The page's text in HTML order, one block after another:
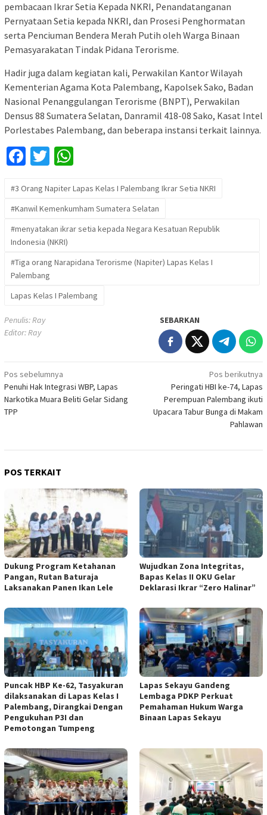
pembacaan Ikrar Setia Kepada NKRI, Penandatanganan
Pernyataan Setia kepada NKRI, dan Prosesi Penghormatan
serta Penciuman Bendera Merah Putih oleh Warga Binaan
Pemasyarakatan Tindak Pidana Terorisme.
Hadir juga dalam kegiatan kali, Perwakilan Kantor Wilayah
Kementerian Agama Kota Palembang, Kapolsek Sako, Badan
Nasional Penanggulangan Terorisme (BNPT), Perwakilan
Densus 88 Sumatera Selatan, Danramil 418-08 Sako, Kasat Intel
Porlestabes Palembang, dan beberapa instansi terkait lainnya.
Facebook
Twitter
#3 Orang Napiter Lapas Kelas I Palembang Ikrar Setia NKRI
#Kanwil Kemenkumham Sumatera Selatan
#menyatakan ikrar setia kepada Negara Kesatuan Republik
Indonesia (NKRI)
#Tiga orang Narapidana Terorisme (Napiter) Lapas Kelas I
Palembang
Lapas Kelas I Palembang
Penulis: Ray
Editor: Ray
SEBARKAN
Navigasi
pos
Pos sebelumnya
Penuhi Hak Integrasi WBP, Lapas
Narkotika Muara Beliti Gelar Sidang
TPP
Pos berikutnya
Peringati HBI ke-74, Lapas
Perempuan Palembang ikuti
Upacara Tabur Bunga di Makam
Pahlawan
POS TERKAIT
Dukung Program Ketahanan
Pangan, Rutan Baturaja
Laksanakan Panen Ikan Lele
Wujudkan Zona Integritas,
Bapas Kelas II OKU Gelar
Deklarasi Ikrar “Zero Halinar”
Puncak HBP Ke-62, Tasyakuran
dilaksanakan di Lapas Kelas I
Palembang, Dirangkai Dengan
Pengukuhan P3I dan
Pemotongan Tumpeng
Lapas Sekayu Gandeng
Lembaga PDKP Perkuat
Pemahaman Hukum Warga
Binaan Lapas Sekayu